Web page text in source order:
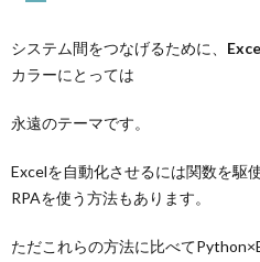
システム間をつなげるために、
カラーにとっては
永遠のテーマです。
Excelを自動化させるには関数を駆
RPAを使う方法もあります。
ただこれらの方法に比べて